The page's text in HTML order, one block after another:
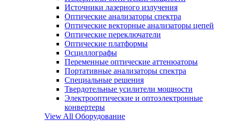
Источники лазерного излучения
Оптические анализаторы спектра
Оптические векторные анализаторы цепей
Оптические переключатели
Оптические платформы
Осциллографы
Переменные оптические аттенюаторы
Портативные анализаторы спектра
Специальные решения
Твердотельные усилители мощности
Электрооптические и оптоэлектронные
конвертеры
View All Оборудование